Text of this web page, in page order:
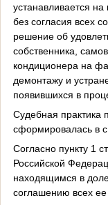
устанавливается
без согласия всех
решение об
собственника,
кондиционера на
демонтажу и
появившихся в
Судебная практика
сформировалась в
Согласно пункту 1
Российской
находящимся в
соглашению всех ее